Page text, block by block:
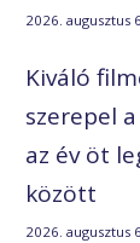
2026. augusztus
Kiváló
szerepel
az év öt
között
2026. augusztus